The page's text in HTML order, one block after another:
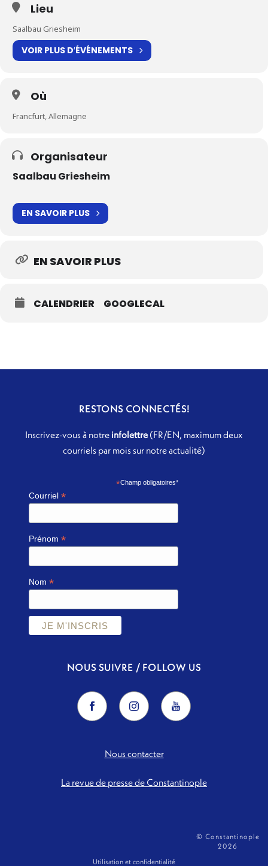
Lieu
Saalbau Griesheim
VOIR PLUS D′ÉVÉNEMENTS
Où
Francfurt, Allemagne
Organisateur
Saalbau Griesheim
EN SAVOIR PLUS
EN SAVOIR PLUS
CALENDRIER GOOGLECAL
RESTONS CONNECTÉS!
Inscrivez-vous à notre infolettre(FR/EN, maximum deux
courriels par mois sur notre actualité)
*Champ obligatoires*
Courriel*
Prénom*
Nom*
NOUS SUIVRE / FOLLOW US
Nous contacter
La revue de presse de Constantinople
© Constantinople
2026
Utilisation et confidentialité